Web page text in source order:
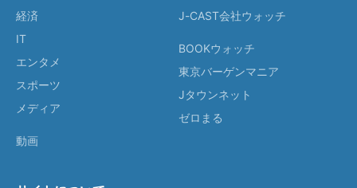
経済
IT
エンタメ
スポーツ
メディア
動画
J-CAST会社ウォッチ
BOOKウォッチ
東京バーゲンマニア
Jタウンネット
ゼロまる